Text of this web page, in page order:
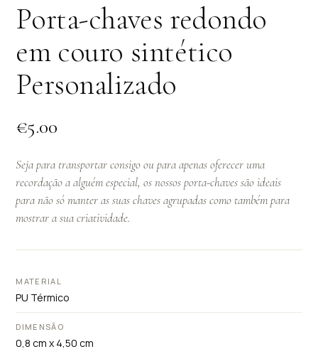
Porta-chaves redondo
em couro sintético
Personalizado
€5.00
Seja para transportar consigo ou para apenas oferecer uma
recordação a alguém especial, os nossos porta-chaves são ideais
para não só manter as suas chaves agrupadas como também para
mostrar a sua criatividade.
MATERIAL
PU Térmico
DIMENSÃO
0,8 cm x 4,50 cm